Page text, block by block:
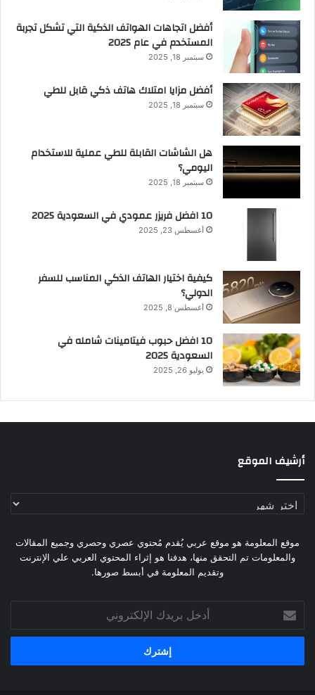
أفضل اتجاهات الهواتف الذكية التي تشكل تجربة
المستخدم في عام 2025
سبتمبر 18, 2025
أفضل مزايا امتلاك هاتف ذكي قابل للطي
سبتمبر 18, 2025
هل الشاشات القابلة للطي عملية للاستخدام
اليومي؟
سبتمبر 18, 2025
10 افضل فريزر عمودي​ في السعودية​ 2025
أغسطس 23, 2025
كيفية اختيار الهاتف الذكي المناسب للسفر
الدولي؟
أغسطس 8, 2025
10 افضل حبوب فيتامينات شامله​ في
السعودية 2025
يوليو 26, 2025
أرشيف الموقع
أرشيف
موقع المعلومة هو موقع عربي يُقدم مُحتوي عصري وحصري وجميع المقالات
والمعلومات تم التحقق منها، هدفنا هو إثراء المحتوي العربي علي الإنترنت
وتقديم المعلومة في أبسط صورها.
بريدك
الإلكتروني